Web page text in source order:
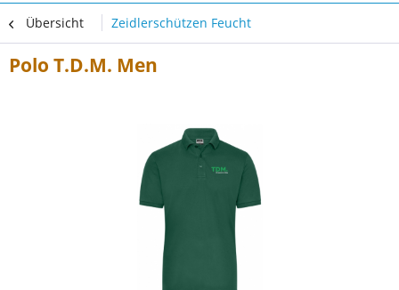
Übersicht Zeidlerschützen Feucht
Polo T.D.M. Men